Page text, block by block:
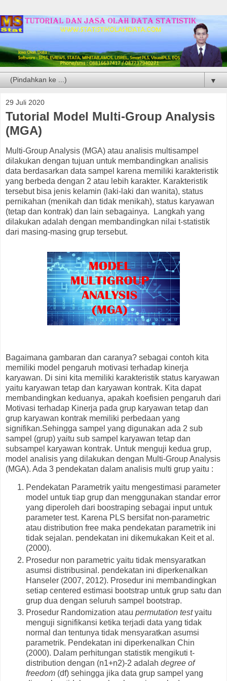
▼
29 Juli 2020
Tutorial Model Multi-Group Analysis
(MGA)
Multi-Group Analysis (MGA) atau analisis multisampel
dilakukan dengan tujuan untuk membandingkan analisis
data berdasarkan data sampel karena memiliki karakteristik
yang berbeda dengan 2 atau lebih karakter. Karakteristik
tersebut bisa jenis kelamin (laki-laki dan wanita), status
pernikahan (menikah dan tidak menikah), status karyawan
(tetap dan kontrak) dan lain sebagainya. Langkah yang
dilakukan adalah dengan membandingkan nilai t-statistik
dari masing-masing grup tersebut.
Bagaimana gambaran dan caranya? sebagai contoh kita
memiliki model pengaruh motivasi terhadap kinerja
karyawan. Di sini kita memiliki karakteristik status karyawan
yaitu karyawan tetap dan karyawan kontrak. Kita dapat
membandingkan keduanya, apakah koefisien pengaruh dari
Motivasi terhadap Kinerja pada grup karyawan tetap dan
grup karyawan kontrak memiliki perbedaan yang
signifikan.Sehingga sampel yang digunakan ada 2 sub
sampel (grup) yaitu sub sampel karyawan tetap dan
subsampel karyawan kontrak. Untuk menguji kedua grup,
model analisis yang dilakukan dengan Multi-Group Analysis
(MGA). Ada 3 pendekatan dalam analisis multi grup yaitu :
Pendekatan Parametrik yaitu mengestimasi parameter
model untuk tiap grup dan menggunakan standar error
yang diperoleh dari boostraping sebagai input untuk
parameter test. Karena PLS bersifat non-parametric
atau distribution free maka pendekatan parametrik ini
tidak sejalan. pendekatan ini dikemukakan Keit et al.
(2000).
Prosedur non parametric yaitu tidak mensyaratkan
asumsi distribusinal. pendekatan ini diperkenalkan
Hanseler (2007, 2012). Prosedur ini membandingkan
setiap centered estimasi bootstrap untuk grup satu dan
grup dua dengan seluruh sampel bootstrap.
Prosedur Randomization atau permutation testyaitu
menguji signifikansi ketika terjadi data yang tidak
normal dan tentunya tidak mensyaratkan asumsi
parametrik. Pendekatan ini diperkenalkan Chin
(2000). Dalam perhitungan statistik mengikuti t-
distribution dengan (n1+n2)-2 adalah degree of
freedom (df) sehingga jika data grup sampel yang